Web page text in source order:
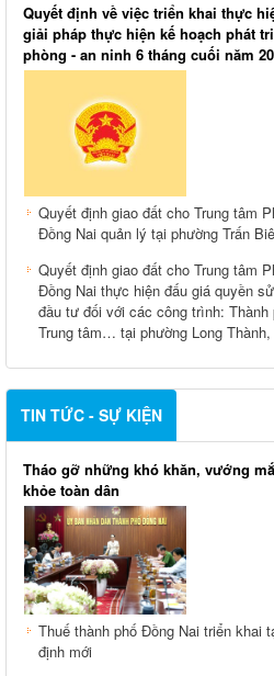
Quyết định về việc triển khai thực
giải pháp thực hiện kế hoạch phát
phòng - an ninh 6 tháng cuối năm
Quyết định giao đất cho Trung tâm
Đồng Nai quản lý tại phường Trấn
Quyết định giao đất cho Trung tâm
Đồng Nai thực hiện đấu giá quyền
đầu tư đối với các công trình: Thành
Trung tâm… tại phường Long
TIN TỨC - SỰ KIỆN
Tháo gỡ những khó khăn, vướng
khỏe toàn dân
Thuế thành phố Đồng Nai triển khai
định mới